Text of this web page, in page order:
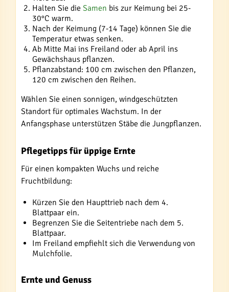
Halten Sie die Samen bis zur Keimung bei 25-
30°C warm.
Nach der Keimung (7-14 Tage) können Sie die
Temperatur etwas senken.
Ab Mitte Mai ins Freiland oder ab April ins
Gewächshaus pflanzen.
Pflanzabstand: 100 cm zwischen den Pflanzen,
120 cm zwischen den Reihen.
Wählen Sie einen sonnigen, windgeschützten
Standort für optimales Wachstum. In der
Anfangsphase unterstützen Stäbe die Jungpflanzen.
Pflegetipps für üppige Ernte
Für einen kompakten Wuchs und reiche
Fruchtbildung:
Kürzen Sie den Haupttrieb nach dem 4.
Blattpaar ein.
Begrenzen Sie die Seitentriebe nach dem 5.
Blattpaar.
Im Freiland empfiehlt sich die Verwendung von
Mulchfolie.
Ernte und Genuss